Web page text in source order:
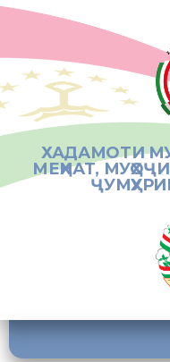
ХАДАМОТИ
МЕҲНАТ,